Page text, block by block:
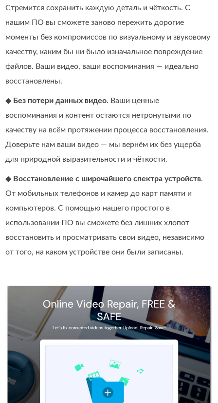
Стремится сохранить каждую деталь и чёткость. С
нашим ПО вы сможете заново пережить дорогие
моменты без компромиссов по визуальному и звуковому
качеству, каким бы ни было изначальное повреждение
файлов. Ваши видео, ваши воспоминания — идеально
восстановлены.
◆ Без потери данных видео. Ваши ценные
воспоминания и контент остаются нетронутыми по
качеству на всём протяжении процесса восстановления.
Доверьте нам ваши видео — мы вернём их без ущерба
для природной выразительности и чёткости.
◆ Восстановление с широчайшего спектра устройств.
От мобильных телефонов и камер до карт памяти и
компьютеров. С помощью нашего простого в
использовании ПО вы сможете без лишних хлопот
восстановить и просматривать свои видео, независимо
от того, на каком устройстве они были записаны.